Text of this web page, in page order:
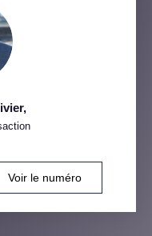
,
Voir le numéro